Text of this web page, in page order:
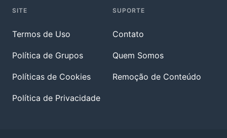
SITE
Termos de Uso
Política de Grupos
Políticas de Cookies
Política de Privacidade
SUPORTE
Contato
Quem Somos
Remoção de Conteúdo